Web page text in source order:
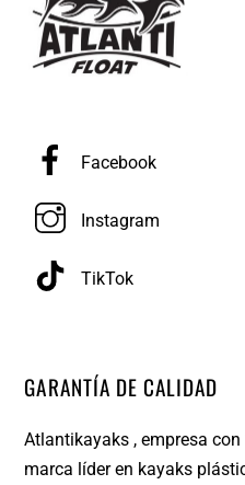
Facebook
Instagram
TikTok
GARANTÍA DE CALIDAD
Atlantikayaks , empresa
marca líder en kayaks